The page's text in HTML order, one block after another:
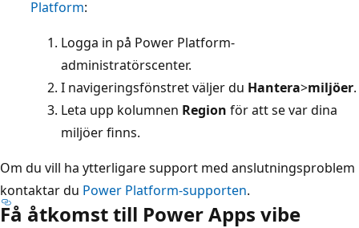
Platform:
Logga in på Power Platform-
administratörscenter.
I navigeringsfönstret väljer du Hantera>miljöer.
Leta upp kolumnen Region för att se var dina
miljöer finns.
Om du vill ha ytterligare support med anslutningsproblem
kontaktar du Power Platform-supporten.
Få åtkomst till Power Apps vibe